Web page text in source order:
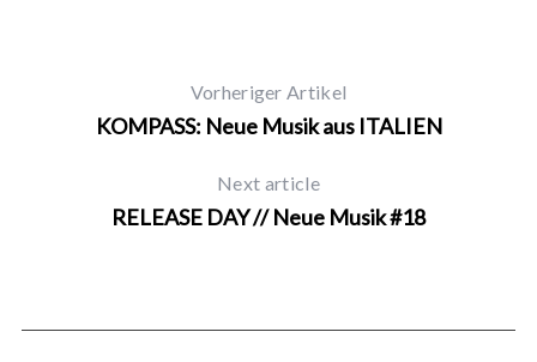
Vorheriger Artikel
KOMPASS: Neue Musik aus ITALIEN
Next article
RELEASE DAY // Neue Musik #18